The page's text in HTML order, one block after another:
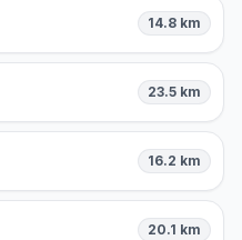
14.8 km
23.5 km
16.2 km
20.1 km